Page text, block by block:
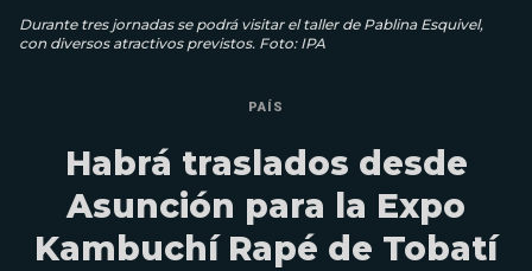
Durante tres jornadas se podrá visitar el taller de Pablina Esquivel,
con diversos atractivos previstos. Foto: IPA
PAÍS
Habrá traslados desde
Asunción para la Expo
Kambuchí Rapé de Tobatí